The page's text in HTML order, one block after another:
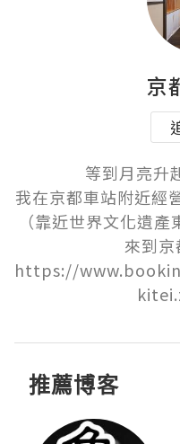
京
等到月亮升
我在京都車站附近經
（靠近世界文化遺
來到京
https://
推薦博客